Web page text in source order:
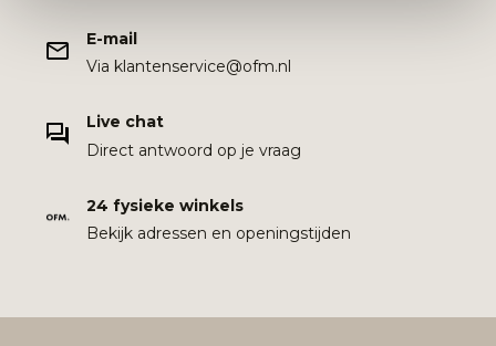
E-mail
Via klantenservice@ofm.nl
Live chat
Direct antwoord op je vraag
24 fysieke winkels
Bekijk adressen en openingstijden